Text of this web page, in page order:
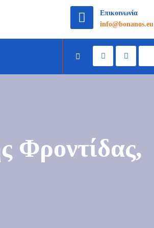
Επικοινωνία
info@bonanos.eu
Φροντίδας,